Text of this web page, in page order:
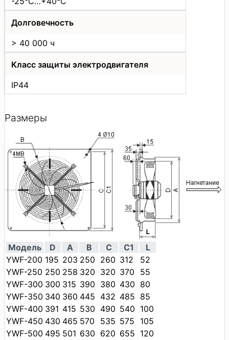
Долговечность
> 40 000 ч
Класс защиты электродвигателя
IP44
Размеры
Модель D A B C C1
L
YWF-200 195 203 250 260 312
52
YWF-250 250 258 320 320 370
55
YWF-300 300 315 390 380 430 80
YWF-350 340 360 445 432 485 85
YWF-400 391 415 530 490 540 100
YWF-450 430 465 570 535 575
105
YWF-500 495 501 630 620 655 120